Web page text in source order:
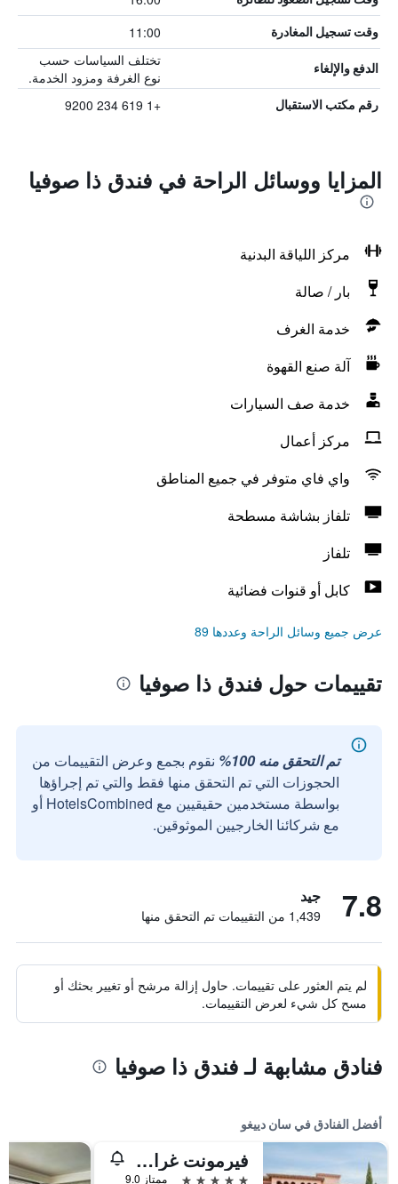
وقت تسجيل المغادرة 11:00
الدفع والإلغاء
تختلف السياسات حسب
نوع الغرفة ومزود الخدمة.
رقم مكتب الاستقبال +1 619 234 9200
المزايا ووسائل الراحة في فندق ذا صوفيا
مركز اللياقة البدنية
بار / صالة
خدمة الغرف
آلة صنع القهوة
خدمة صف السيارات
مركز أعمال
واي فاي متوفر في جميع المناطق
تلفاز بشاشة مسطحة
تلفاز
كابل أو قنوات فضائية
عرض جميع وسائل الراحة وعددها 89
تقييمات حول فندق ذا صوفيا
تم التحقق منه 100%
نقوم بجمع وعرض التقييمات من
الحجوزات التي تم التحقق منها فقط والتي تم إجراؤها
بواسطة مستخدمين حقيقيين مع HotelsCombined أو
مع شركائنا الخارجيين الموثوقين.
7.8 جيد
1,439 من التقييمات تم التحقق منها
لم يتم العثور على تقييمات. حاول إزالة مرشح أو تغيير بحثك أو
مسح كل شيء لعرض التقييمات.
فنادق مشابهة لـ فندق ذا صوفيا
أفضل الفنادق في سان دييغو
فيرمونت غراند ديل مار
5 نجوم ممتاز 9.0